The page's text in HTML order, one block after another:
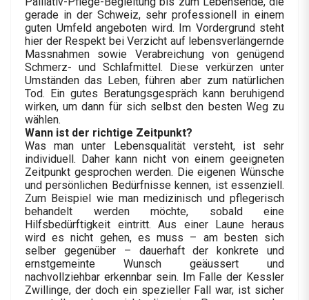
gerade in der Schweiz, sehr professionell in einem
guten Umfeld angeboten wird. Im Vordergrund steht
hier der Respekt bei Verzicht auf lebensverlängernde
Massnahmen sowie Verabreichung von genügend
Schmerz- und Schlafmittel. Diese verkürzen unter
Umständen das Leben, führen aber zum natürlichen
Tod. Ein gutes Beratungsgespräch kann beruhigend
wirken, um dann für sich selbst den besten Weg zu
wählen.
Wann ist der richtige Zeitpunkt?
Was man unter Lebensqualität versteht, ist sehr
individuell. Daher kann nicht von einem geeigneten
Zeitpunkt gesprochen werden. Die eigenen Wünsche
und persönlichen Bedürfnisse kennen, ist essenziell.
Zum Beispiel wie man medizinisch und pflegerisch
behandelt werden möchte, sobald eine
Hilfsbedürftigkeit eintritt. Aus einer Laune heraus
wird es nicht gehen, es muss – am besten sich
selber gegenüber – dauerhaft der konkrete und
ernstgemeinte Wunsch geäussert und
nachvollziehbar erkennbar sein. Im Falle der Kessler
Zwillinge, der doch ein spezieller Fall war, ist sicher